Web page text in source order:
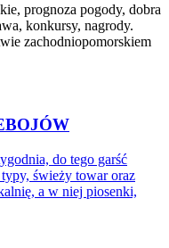
prognoza pogody, dobra
konkursy, nagrody.
zachodniopomorskiem
do tego garść
świeży towar oraz
a w niej piosenki,